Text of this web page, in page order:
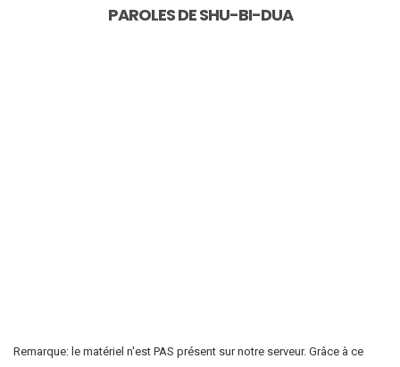
PAROLES DESHU-BI-DUA
Remarque: le matériel n'est PAS présent sur notre serveur. Grâce à ce